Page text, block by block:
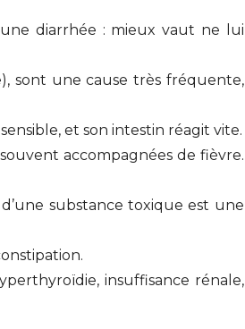
diarrhée : mieux vaut ne lui
sont une cause très fréquente,
et son intestin réagit vite.
accompagnées de fièvre.
substance toxique est une
insuffisance rénale,